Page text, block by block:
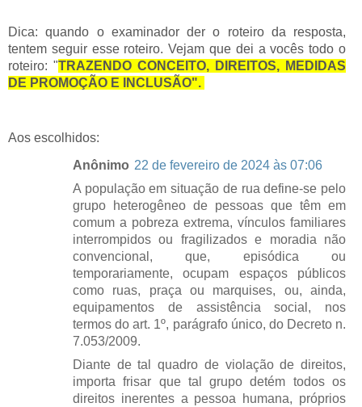
Dica: quando o examinador der o roteiro da resposta,
tentem seguir esse roteiro. Vejam que dei a vocês todo o
roteiro: "TRAZENDO CONCEITO, DIREITOS, MEDIDAS
DE PROMOÇÃO E INCLUSÃO".
Aos escolhidos:
Anônimo 22 de fevereiro de 2024 às 07:06
A população em situação de rua define-se pelo
grupo heterogêneo de pessoas que têm em
comum a pobreza extrema, vínculos familiares
interrompidos ou fragilizados e moradia não
convencional, que, episódica ou
temporariamente, ocupam espaços públicos
como ruas, praça ou marquises, ou, ainda,
equipamentos de assistência social, nos
termos do art. 1º, parágrafo único, do Decreto n.
7.053/2009.
Diante de tal quadro de violação de direitos,
importa frisar que tal grupo detém todos os
direitos inerentes a pessoa humana, próprios